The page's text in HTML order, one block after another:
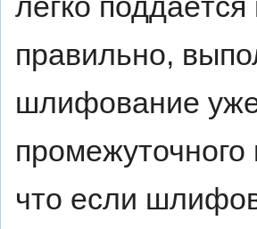
правильно,
шлифование
что если